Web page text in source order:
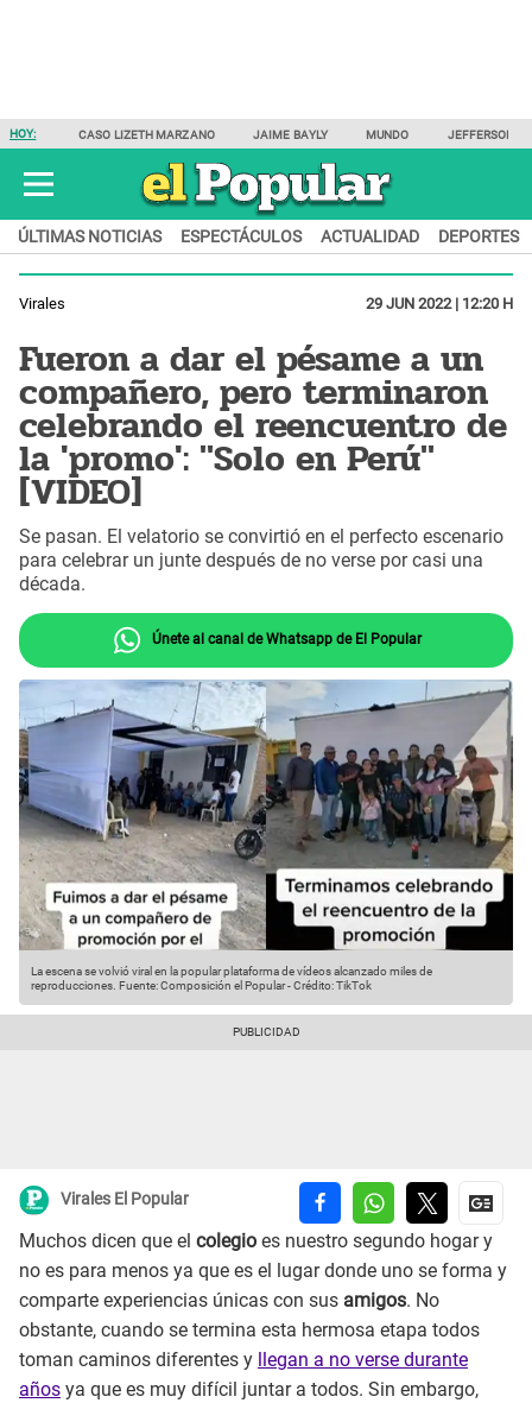
HOY: CASO LIZETH MARZANO JAIME BAYLY MUNDO JEFFERSON
ÚLTIMAS NOTICIAS ESPECTÁCULOS ACTUALIDAD DEPORTES
Virales 29 JUN 2022 | 12:20 H
Fueron a dar el pésame a un
compañero, pero terminaron
celebrando el reencuentro de
la 'promo': "Solo en Perú"
[VIDEO]
Se pasan. El velatorio se convirtió en el perfecto escenario
para celebrar un junte después de no verse por casi una
década.
Únete al canal de Whatsapp de El Popular
La escena se volvió viral en la popular plataforma de vídeos alcanzado miles de
reproducciones. Fuente: Composición el Popular-Crédito: TikTok
Virales El Popular
Muchos dicen que el colegio es nuestro segundo hogar y
no es para menos ya que es el lugar donde uno se forma y
comparte experiencias únicas con sus amigos. No
obstante, cuando se termina esta hermosa etapa todos
toman caminos diferentes y
llegan a no verse durante
años ya que es muy difícil juntar a todos. Sin embargo,